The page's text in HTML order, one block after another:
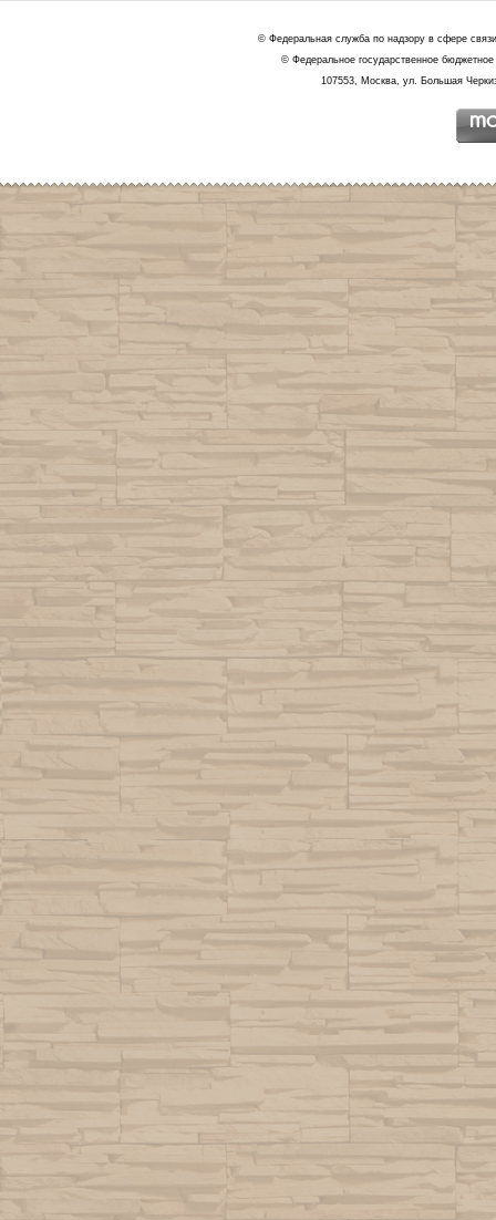
© Федеральная служба по надзору в сфере
© Федеральное государственное
107553, Москва, ул. Большая